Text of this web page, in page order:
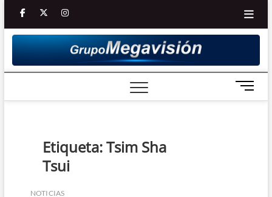
Saltar
contenido
facebooktwitter
Youtube
instagram
B
o
Etiqueta:Tsim Sha
Tsui
NOTICIAS